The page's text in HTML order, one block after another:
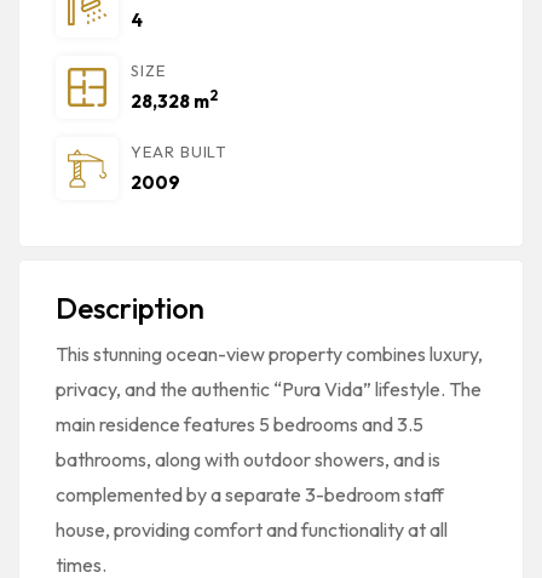
4
SIZE
28,328 m2
YEAR BUILT
2009
Description
This stunning ocean-view property combines luxury,
privacy, and the authentic “Pura Vida” lifestyle. The
main residence features 5 bedrooms and 3.5
bathrooms, along with outdoor showers, and is
complemented by a separate 3-bedroom staff
house, providing comfort and functionality at all
times.